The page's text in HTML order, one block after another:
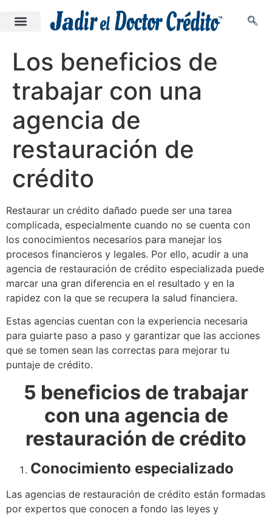
Los beneficios de
trabajar con una
agencia de
restauración de
crédito
Restaurar un crédito dañado puede ser una tarea
complicada, especialmente cuando no se cuenta con
los conocimientos necesarios para manejar los
procesos financieros y legales. Por ello, acudir a una
agencia de restauración de crédito especializada puede
marcar una gran diferencia en el resultado y en la
rapidez con la que se recupera la salud financiera.
Estas agencias cuentan con la experiencia necesaria
para guiarte paso a paso y garantizar que las acciones
que se tomen sean las correctas para mejorar tu
puntaje de crédito.
5 beneficios de trabajar
con una agencia de
restauración de crédito
Conocimiento especializado
Las agencias de restauración de crédito están formadas
por expertos que conocen a fondo las leyes y